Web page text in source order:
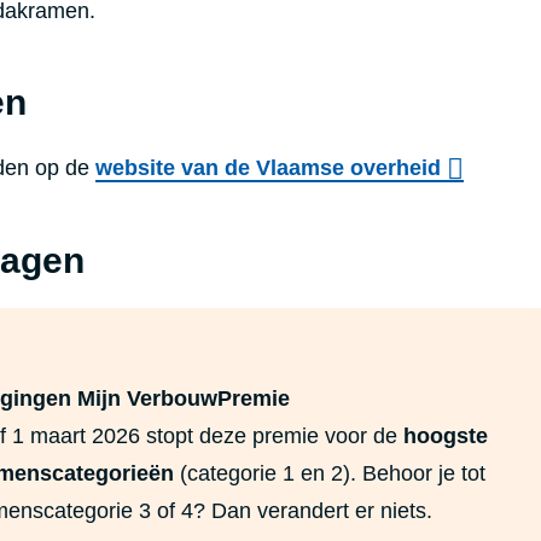
op de website van de Vlaamse overheid
Mijn VerbouwPremie
1 maart 2026 stopt deze premie voor de hoogste
(categorie 1 en 2). Behoor je tot
3 of 4? Dan verandert er niets.